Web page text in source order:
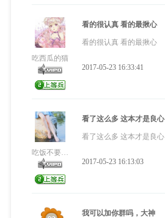
吃西瓜的猫
看的很认真 看的最揪心
看的很认真 看的最揪心
2017-05-23 16:33:41
看了这么多 这本才是良心
看了这么多 这本才是良心
2017-05-23 16:13:03
我可以加你群吗，大神